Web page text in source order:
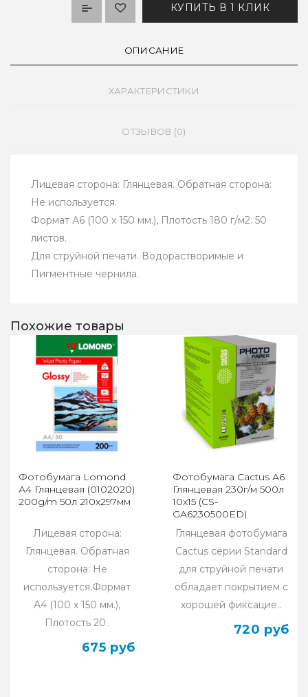
КУПИТЬ В 1 КЛИК
ОПИСАНИЕ
ХАРАКТЕРИСТИКИ
ОТЗЫВОВ (0)
Лицевая сторона: Глянцевая. Обратная сторона:
Не используется.
Формат А6 (100 x 150 мм.), Плотость 180 г/м2. 50
листов.
Для струйной печати. Водорастворимые и
Пигментные чернила.
Похожие товары
Фотобумага Lomond
А4 Глянцевая (0102020)
200g/m 50л 210х297мм
Лицевая сторона:
Глянцевая. Обратная
сторона: Не
используется.Формат
А4 (100 x 150 мм.),
Плотость 20..
675 руб
Фотобумага Cactus А6
Глянцевая 230г/м 500л
10x15 (CS-
GA6230500ED)
Глянцевая фотобумага
Cactus серии Standard
для струйной печати
обладает покрытием с
хорошей фиксацие..
720 руб